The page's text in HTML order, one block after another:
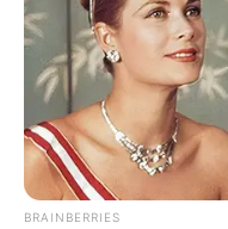
BRAINBERRIES